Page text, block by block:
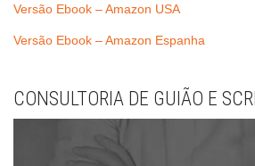
Versão Ebook – Amazon USA
Versão Ebook – Amazon Espanha
CONSULTORIA DE GUIÃO E